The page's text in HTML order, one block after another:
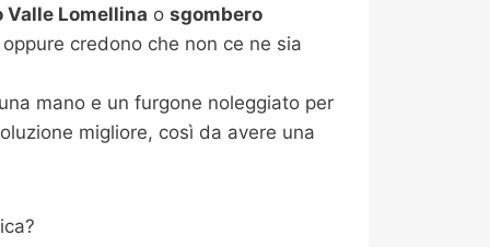
Lomellina o sgombero
credono che non ce ne sia
mano e un furgone noleggiato per
migliore, così da avere una